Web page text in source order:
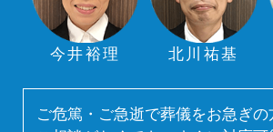
今井裕理 北川祐基
ご危篤・ご急逝で葬儀をお急ぎ